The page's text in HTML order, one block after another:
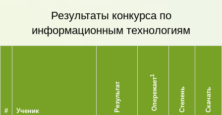
Результаты конкурса по
информационным технологиям
# Ученик Результат Опережает
1
Степень Скачать